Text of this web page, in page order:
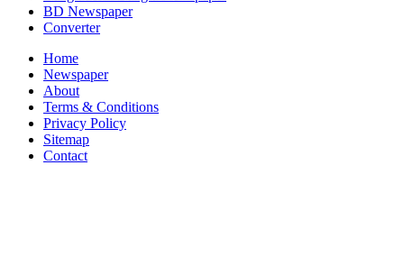
BD Newspaper
Converter
Home
Newspaper
About
Terms & Conditions
Privacy Policy
Sitemap
Contact